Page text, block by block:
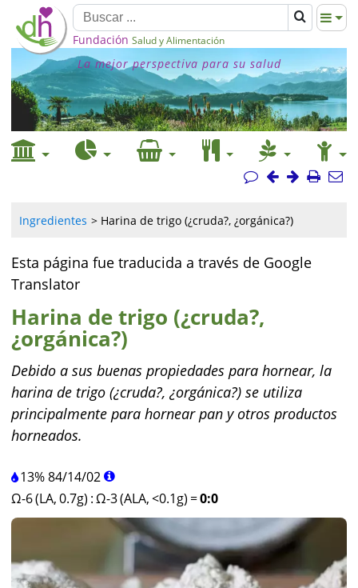
Fundación Salud y Alimentación
La mejor perspectiva para su salud
Ingredientes Harina de trigo (¿cruda?, ¿orgánica?)
Esta página fue traducida a través de Google
Translator
Harina de trigo (¿cruda?,
¿orgánica?)
Debido a sus buenas propiedades para hornear, la
harina de trigo (¿cruda?, ¿orgánica?) se utiliza
principalmente para hornear pan y otros productos
horneados.
13%84/14/02
Ω-6 (LA, 0.7g) :Ω-3 (ALA, <0.1g) =0:0